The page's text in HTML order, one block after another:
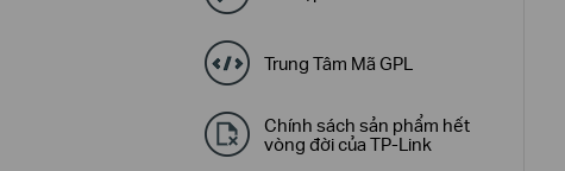
Trung Tâm Mã GPL
Chính sách sản phẩm hết
vòng đời của TP-Link